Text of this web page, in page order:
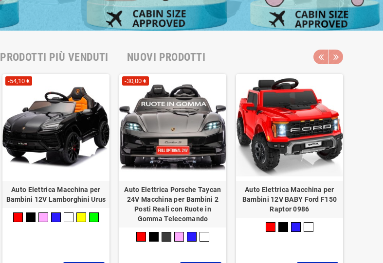
PRODOTTI PIÙ VENDUTI NUOVI PRODOTTI
-54,10 €
Auto Elettrica Macchina per
Bambini 12V Lamborghini Urus
-30,00 €
Auto Elettrica Porsche Taycan
24V Macchina per Bambini 2
Posti Reali con Ruote in
Gomma Telecomando
Auto Elettrica Macchina per
Bambini 12V BABY Ford F150
Raptor 0986